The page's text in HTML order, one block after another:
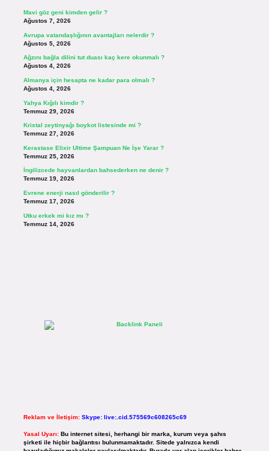
Mavi göz geni kimden gelir ?
Ağustos 7, 2026
Avrupa vatandaşlığının avantajları nelerdir ?
Ağustos 5, 2026
Ağzını bağla dilini tut duası kaç kere okunmalı ?
Ağustos 4, 2026
Almanya için hesapta ne kadar para olmalı ?
Ağustos 4, 2026
Yahya Kığılı kimdir ?
Temmuz 29, 2026
Kristal zeytinyağı boykot listesinde mi ?
Temmuz 27, 2026
Kerastase Elixir Ultime Şampuan Ne İşe Yarar ?
Temmuz 25, 2026
İngilizcede hayvanlardan bahsederken ne denir ?
Temmuz 19, 2026
Evrene enerji nasıl gönderilir ?
Temmuz 17, 2026
Utku erkek mi kız mı ?
Temmuz 14, 2026
Reklam ve İletişim: Skype: live:.cid.575569c608265c69
Yasal Uyarı: Bu internet sitesi, herhangi bir marka, kurum veya şahıs
şirketi ile hiçbir bağlantısı bulunmamaktadır. Sitede yalnızca kendi